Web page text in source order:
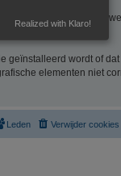
mogelijkheid om de
geïnstalleerd wordt of
elementen niet
Verwijder cookies
Leden
Realized with Klaro!